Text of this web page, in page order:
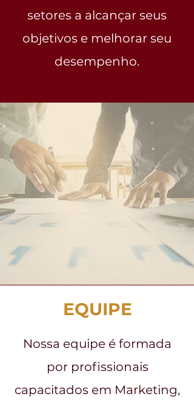
setores a alcançar seus
objetivos e melhorar seu
desempenho.
EQUIPE
Nossa equipe é formada
por profissionais
capacitados em Marketing,